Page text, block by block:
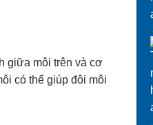
giữa môi trên và cơ
có thể giúp đôi môi